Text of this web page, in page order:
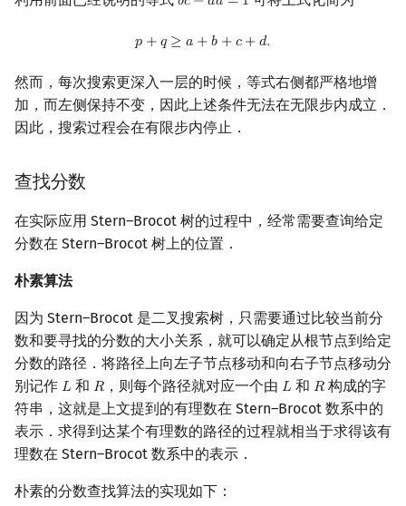
𝑝 +𝑞 ≥ 𝑎 +𝑏 +𝑐+𝑑.
p+q ≥a+b+ c+ d .
然而，每次搜索更深入一层的时候，等式右侧都严格地增
加，而左侧保持不变，因此上述条件无法在无限步内成立．
因此，搜索过程会在有限步内停止．
查找分数
在实际应用 Stern–Brocot 树的过程中，经常需要查询给定
分数在 Stern–Brocot 树上的位置．
朴素算法
因为 Stern–Brocot 是二叉搜索树，只需要通过比较当前分
数和要寻找的分数的大小关系，就可以确定从根节点到给定
分数的路径．将路径上向左子节点移动和向右子节点移动分
别记作 𝐿
L和 𝑅
R ，则每个路径就对应一个由 𝐿
L和 𝑅
R 构成的字
符串，这就是上文提到的有理数在 Stern–Brocot 数系中的
表示．求得到达某个有理数的路径的过程就相当于求得该有
理数在 Stern–Brocot 数系中的表示．
朴素的分数查找算法的实现如下：